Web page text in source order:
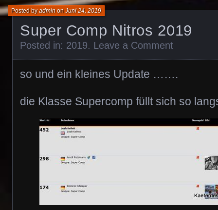
Super Comp Nitros 2019
Posted byadminonJuni 24, 2019
Posted in: 2019. Leave a Comment
so und ein kleines Update …….
die Klasse Supercomp füllt sich so